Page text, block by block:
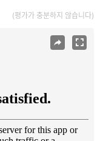
(평가가 충분하지 않습니다)